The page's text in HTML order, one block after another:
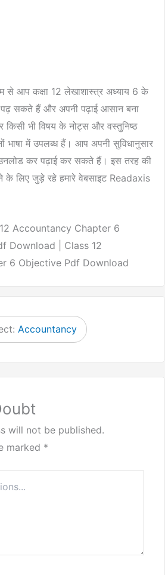
से आप कक्षा 12 लेखाशास्त्र अध्याय 6 के
पढ़ सकते हैं और अपनी पढ़ाई आसान बना
किसी भी विषय के नोट्स‍ और वस्तुनिष्ठ
भाषा में उपलब्ध हैं। आप अपनी सुविधानुसार
कर पढ़ाई कर सकते हैं। इस तरह की
के लिए जुड़े रहे हमारे वेबसाइट Readaxis
Accountancy Chapter 6
Download | Class 12
6 Objective Pdf Download
Accountancy
will not be published.
marked *